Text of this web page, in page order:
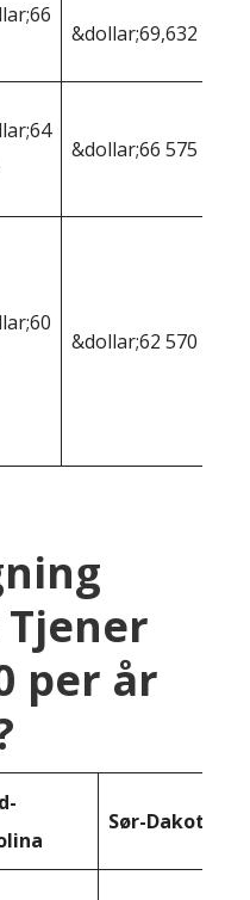
&dollar;69,632
&dollar;66 575
&dollar;62 570
per år
Sør-Dakota